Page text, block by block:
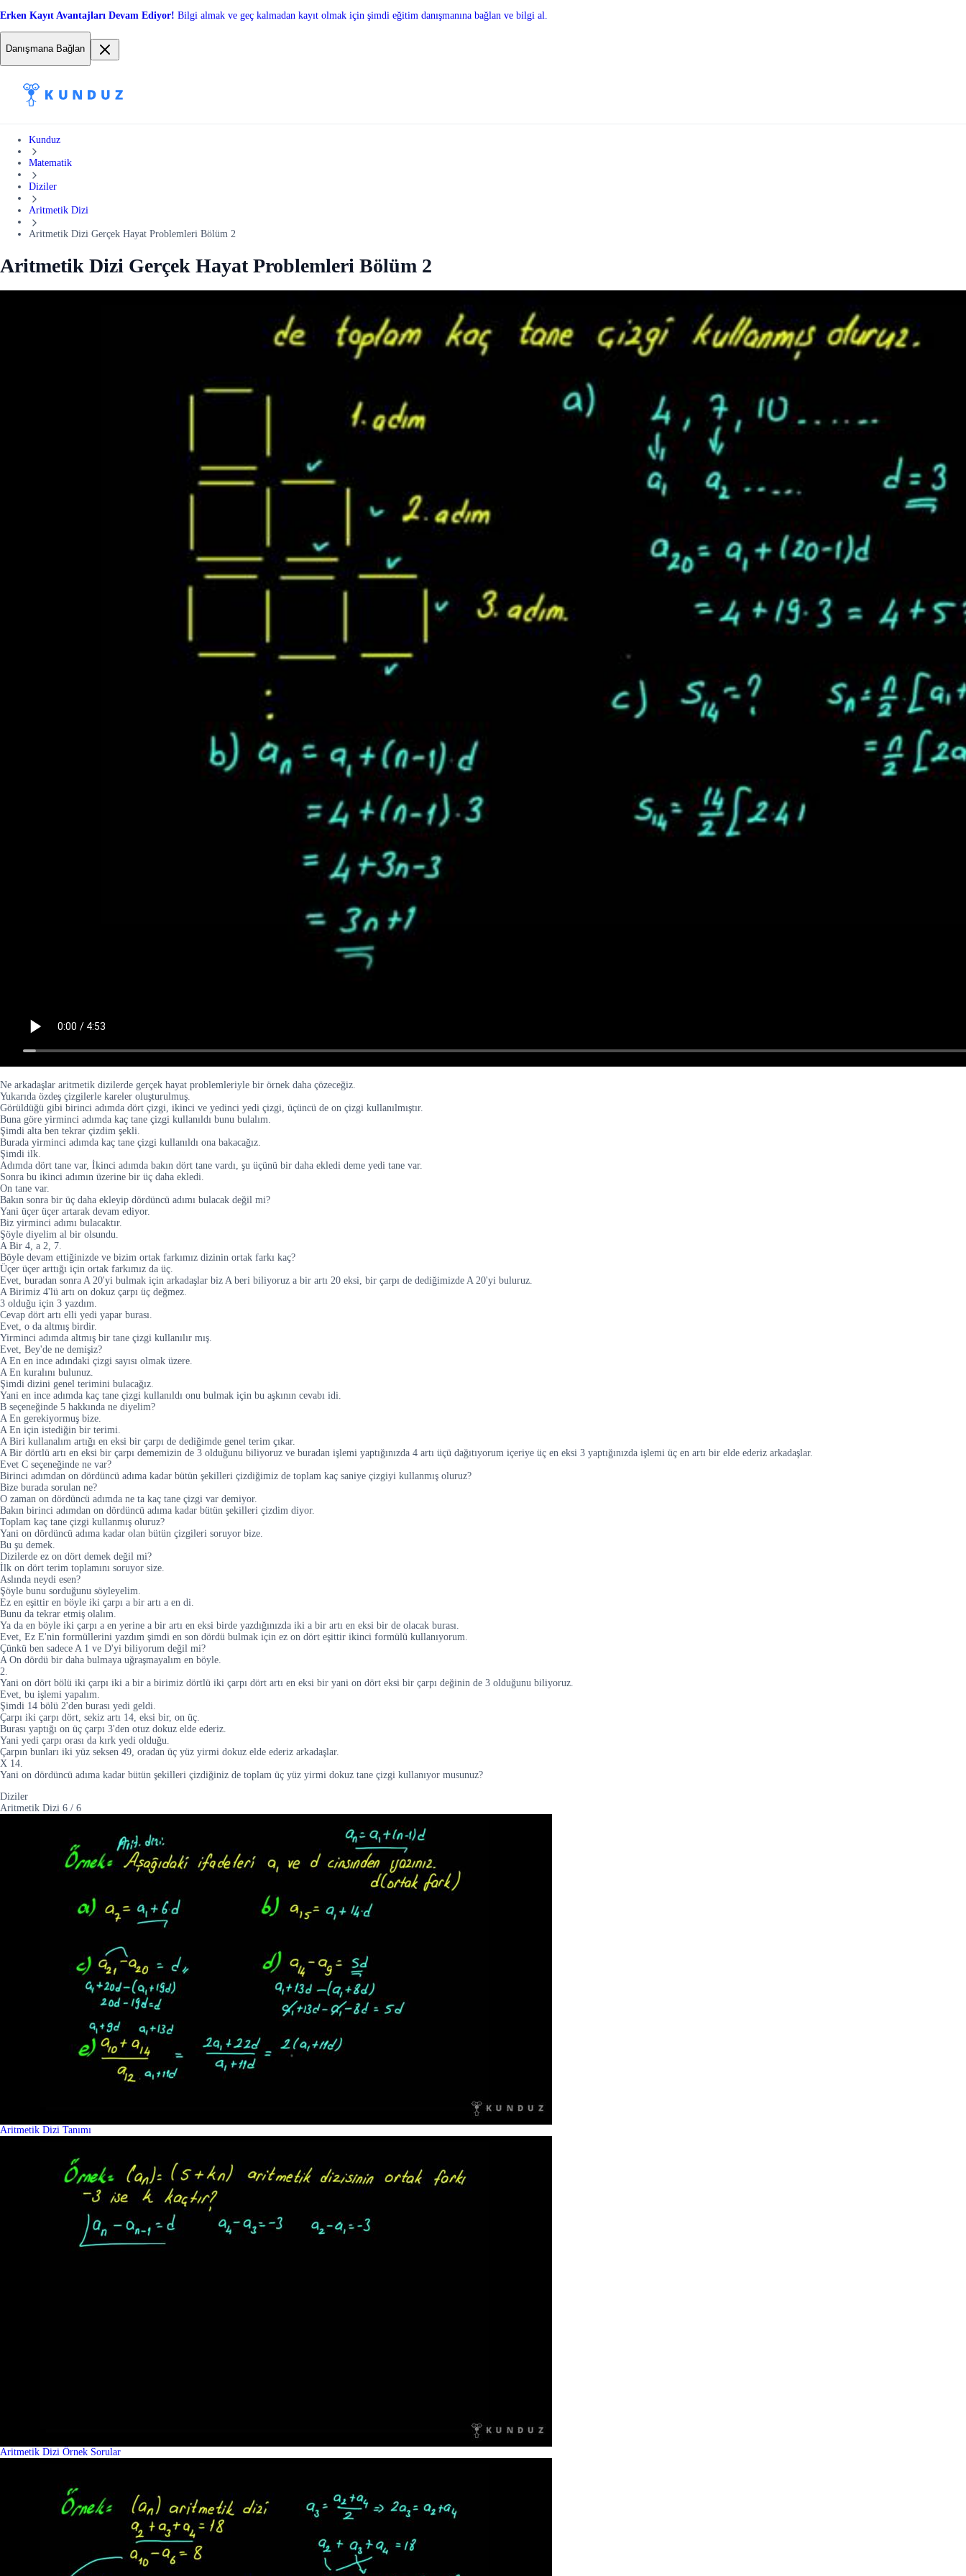
Erken Kayıt Avantajları Devam Ediyor! Bilgi almak ve geç kalmadan kayıt olmak için şimdi eğitim danışmanına bağlan ve bilgi al.
Danışmana Bağlan
Kunduz
Matematik
Diziler
Aritmetik Dizi
Aritmetik Dizi Gerçek Hayat Problemleri Bölüm 2
Aritmetik Dizi Gerçek Hayat Problemleri Bölüm 2
Ne arkadaşlar aritmetik dizilerde gerçek hayat problemleriyle bir örnek daha çözeceğiz.
Yukarıda özdeş çizgilerle kareler oluşturulmuş.
Görüldüğü gibi birinci adımda dört çizgi, ikinci ve yedinci yedi çizgi, üçüncü de on çizgi kullanılmıştır.
Buna göre yirminci adımda kaç tane çizgi kullanıldı bunu bulalım.
Şimdi alta ben tekrar çizdim şekli.
Burada yirminci adımda kaç tane çizgi kullanıldı ona bakacağız.
Şimdi ilk.
Adımda dört tane var, İkinci adımda bakın dört tane vardı, şu üçünü bir daha ekledi deme yedi tane var.
Sonra bu ikinci adımın üzerine bir üç daha ekledi.
On tane var.
Bakın sonra bir üç daha ekleyip dördüncü adımı bulacak değil mi?
Yani üçer üçer artarak devam ediyor.
Biz yirminci adımı bulacaktır.
Şöyle diyelim al bir olsundu.
A Bir 4, a 2, 7.
Böyle devam ettiğinizde ve bizim ortak farkımız dizinin ortak farkı kaç?
Üçer üçer arttığı için ortak farkımız da üç.
Evet, buradan sonra A 20'yi bulmak için arkadaşlar biz A beri biliyoruz a bir artı 20 eksi, bir çarpı de dediğimizde A 20'yi buluruz.
A Birimiz 4'lü artı on dokuz çarpı üç değmez.
3 olduğu için 3 yazdım.
Cevap dört artı elli yedi yapar burası.
Evet, o da altmış birdir.
Yirminci adımda altmış bir tane çizgi kullanılır mış.
Evet, Bey'de ne demişiz?
A En en ince adındaki çizgi sayısı olmak üzere.
A En kuralını bulunuz.
Şimdi dizini genel terimini bulacağız.
Yani en ince adımda kaç tane çizgi kullanıldı onu bulmak için bu aşkının cevabı idi.
B seçeneğinde 5 hakkında ne diyelim?
A En gerekiyormuş bize.
A En için istediğin bir terimi.
A Biri kullanalım artığı en eksi bir çarpı de dediğimde genel terim çıkar.
A Bir dörtlü artı en eksi bir çarpı dememizin de 3 olduğunu biliyoruz ve buradan işlemi yaptığınızda 4 artı üçü dağıtıyorum içeriye üç en eksi 3 yaptığınızda işlemi üç en artı bir elde ederiz arkadaşlar.
Evet C seçeneğinde ne var?
Birinci adımdan on dördüncü adıma kadar bütün şekilleri çizdiğimiz de toplam kaç saniye çizgiyi kullanmış oluruz?
Bize burada sorulan ne?
O zaman on dördüncü adımda ne ta kaç tane çizgi var demiyor.
Bakın birinci adımdan on dördüncü adıma kadar bütün şekilleri çizdim diyor.
Toplam kaç tane çizgi kullanmış oluruz?
Yani on dördüncü adıma kadar olan bütün çizgileri soruyor bize.
Bu şu demek.
Dizilerde ez on dört demek değil mi?
İlk on dört terim toplamını soruyor size.
Aslında neydi esen?
Şöyle bunu sorduğunu söyleyelim.
Ez en eşittir en böyle iki çarpı a bir artı a en di.
Bunu da tekrar etmiş olalım.
Ya da en böyle iki çarpı a en yerine a bir artı en eksi birde yazdığınızda iki a bir artı en eksi bir de olacak burası.
Evet, Ez E'nin formüllerini yazdım şimdi en son dördü bulmak için ez on dört eşittir ikinci formülü kullanıyorum.
Çünkü ben sadece A 1 ve D'yi biliyorum değil mi?
A On dördü bir daha bulmaya uğraşmayalım en böyle.
2.
Yani on dört bölü iki çarpı iki a bir a birimiz dörtlü iki çarpı dört artı en eksi bir yani on dört eksi bir çarpı değinin de 3 olduğunu biliyoruz.
Evet, bu işlemi yapalım.
Şimdi 14 bölü 2'den burası yedi geldi.
Çarpı iki çarpı dört, sekiz artı 14, eksi bir, on üç.
Burası yaptığı on üç çarpı 3'den otuz dokuz elde ederiz.
Yani yedi çarpı orası da kırk yedi olduğu.
Çarpın bunları iki yüz seksen 49, oradan üç yüz yirmi dokuz elde ederiz arkadaşlar.
X 14.
Yani on dördüncü adıma kadar bütün şekilleri çizdiğiniz de toplam üç yüz yirmi dokuz tane çizgi kullanıyor musunuz?
Diziler
Aritmetik Dizi 6 / 6
Aritmetik Dizi Tanımı
Aritmetik Dizi Örnek Sorular